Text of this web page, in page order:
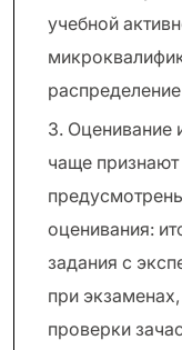
учебной
3. Оценивание
чаще
оценивания:
задания с
при
проверки